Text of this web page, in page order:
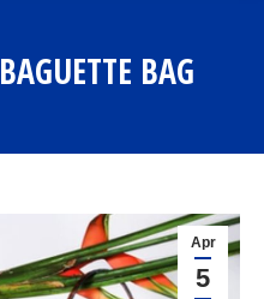
BAGUETTE BAG
Apr
5